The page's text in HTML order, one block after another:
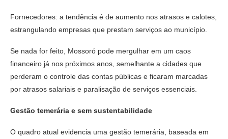
Fornecedores: a tendência é de aumento nos atrasos e calotes,
estrangulando empresas que prestam serviços ao município.
Se nada for feito, Mossoró pode mergulhar em um caos
financeiro já nos próximos anos, semelhante a cidades que
perderam o controle das contas públicas e ficaram marcadas
por atrasos salariais e paralisação de serviços essenciais.
Gestão temerária e sem sustentabilidade
O quadro atual evidencia uma gestão temerária, baseada em